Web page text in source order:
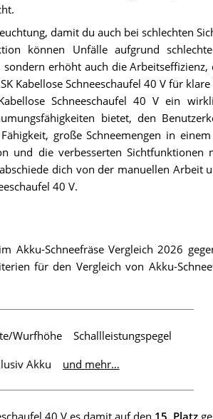
damit du auch bei schlechten
können Unfälle aufgrund
erhöht auch die Arbeitseffizienz,
Kabellose Schneeschaufel 40 V für
Schneeschaufel 40 V ein
bietet, den
große Schneemengen in
und die verbesserten Sichtfunktionen
dich von der manuellen Arbeit
40 V.
Akku-Schneefräse Vergleich 2026
für den Vergleich von Akku-
Wurfhöhe
Schallleistungspegel
Akku und mehr…